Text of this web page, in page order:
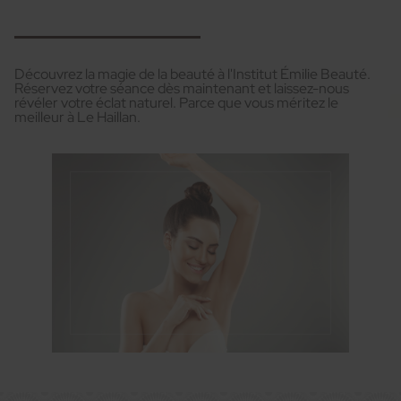
Découvrez la magie de la beauté à l'Institut Émilie Beauté.
Réservez votre séance dès maintenant et laissez-nous
révéler votre éclat naturel. Parce que vous méritez le
meilleur à Le Haillan.